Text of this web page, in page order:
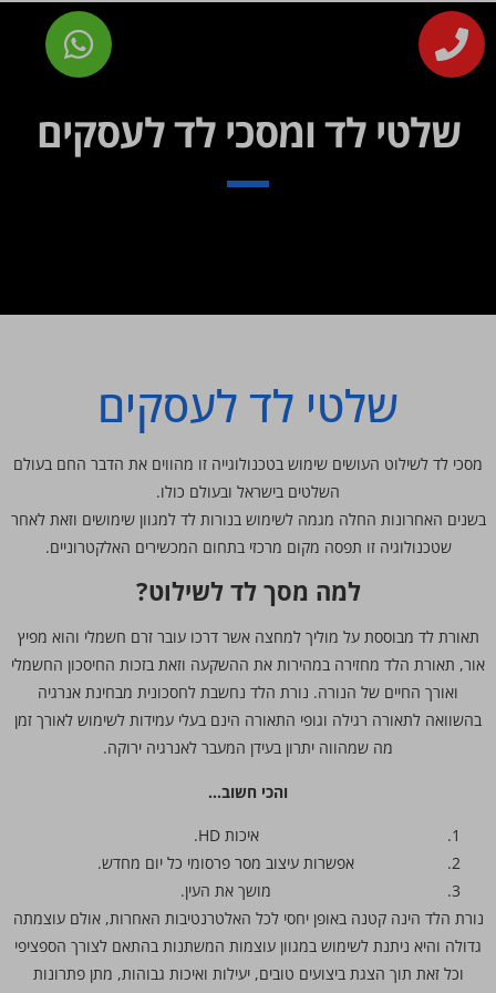
שלטי לד ומסכי לד לעסקים
שלטי לד לעסקים
מסכי לד לשילוט העושים שימוש בטכנולוגייה זו מהווים את הדבר החם בעולם
השלטים בישראל ובעולם כולו.
בשנים האחרונות החלה מגמה לשימוש בנורות לד למגוון שימושים וזאת לאחר
שטכנולוגיה זו תפסה מקום מרכזי בתחום המכשירים האלקטרוניים.
למה מסך לד לשילוט?
תאורת לד מבוססת על מוליך למחצה אשר דרכו עובר זרם חשמלי והוא מפיץ
אור, תאורת הלד מחזירה במהירות את ההשקעה וזאת בזכות החיסכון החשמלי
ואורך החיים של הנורה. נורת הלד נחשבת לחסכונית מבחינת אנרגיה
בהשוואה לתאורה רגילה וגופי התאורה הינם בעלי עמידות לשימוש לאורך זמן
מה שמהווה יתרון בעידן המעבר לאנרגיה ירוקה.
והכי חשוב…
איכות HD.
אפשרות עיצוב מסר פרסומי כל יום מחדש.
מושך את העין.
נורת הלד הינה קטנה באופן יחסי לכל האלטרנטיבות האחרות, אולם עוצמתה
גדולה והיא ניתנת לשימוש במגוון עוצמות המשתנות בהתאם לצורך הספציפי
וכל זאת תוך הצגת ביצועים טובים, יעילות ואיכות גבוהות, מתן פתרונות